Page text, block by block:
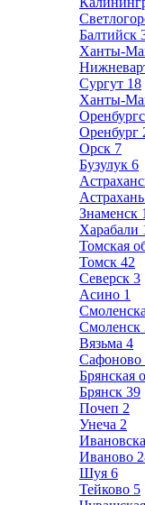
Балтийск
Ханты-
Сургут 18
Ханты-
Оренбург
Орск 7
Бузулук 6
Астрахань
Знаменск 1
Харабали
Томская
Томск 42
Северск 3
Асино 1
Смоленск
Вязьма 4
Сафоново
Брянская
Брянск 39
Почеп 2
Унеча 2
Иваново
Шуя 6
Тейково 5